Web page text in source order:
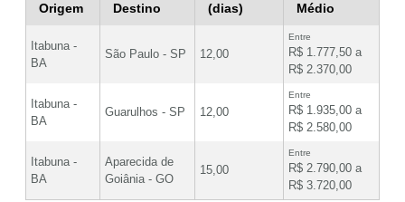
Origem
Destino
(dias)
Médio
Itabuna -
BA
São Paulo - SP 12,00
Entre
R$ 1.777,50 a
R$ 2.370,00
Itabuna -
BA
Guarulhos - SP 12,00
Entre
R$ 1.935,00 a
R$ 2.580,00
Itabuna -
BA
Aparecida de
Goiânia - GO
15,00
Entre
R$ 2.790,00 a
R$ 3.720,00